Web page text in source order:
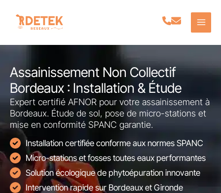
contenu
Assainissement Non Collectif
Bordeaux : Installation & Étude
Expert certifié AFNOR pour votre assainissement à
Bordeaux. Étude de sol, pose de micro-stations et
mise en conformité SPANC garantie.
Installation certifiée conforme aux normes SPANC
Micro-stations et fosses toutes eaux performantes
Solution écologique de phytoépuration innovante
Intervention rapide sur Bordeaux et Gironde